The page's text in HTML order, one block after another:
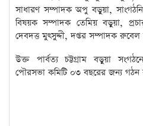
সাধারণ সম্পাদক অপু বড়ুয়া,
বিষয়ক সম্পাদক তেমিয় বড়ুয়া,
দেবদত্ত মুৎসুদ্দী, দপ্তর সম্পাদক রুবেল
উক্ত পার্বত্য চট্টগ্রাম বড়ুয়া
পৌরসভা কমিটি ০৩ বছরের জন্য গঠন